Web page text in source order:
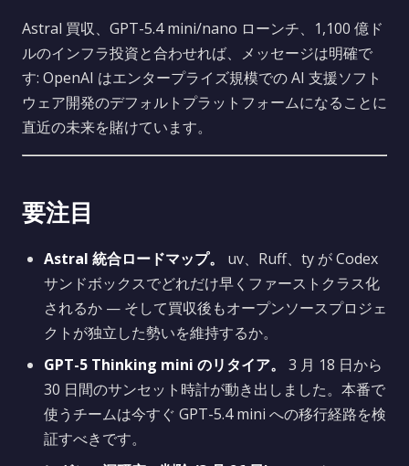
Astral 買収、GPT-5.4 mini/nano ローンチ、1,100 億ド
ルのインフラ投資と合わせれば、メッセージは明確で
す: OpenAI はエンタープライズ規模での AI 支援ソフト
ウェア開発のデフォルトプラットフォームになることに
直近の未来を賭けています。
要注目
Astral 統合ロードマップ。
uv、Ruff、ty が Codex
サンドボックスでどれだけ早くファーストクラス化
されるか — そして買収後もオープンソースプロジェ
クトが独立した勢いを維持するか。
GPT-5 Thinking mini のリタイア。
3 月 18 日から
30 日間のサンセット時計が動き出しました。本番で
使うチームは今すぐ GPT-5.4 mini への移行経路を検
証すべきです。